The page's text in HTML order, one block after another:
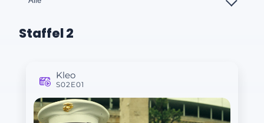
Staffel 2
Kleo
S02E01